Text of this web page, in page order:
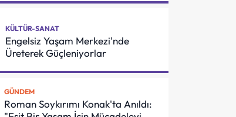
KÜLTÜR-SANAT
Engelsiz Yaşam Merkezi'nde
Üreterek Güçleniyorlar
GÜNDEM
Roman Soykırımı Konak'ta Anıldı: